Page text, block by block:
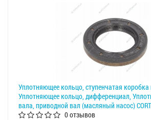
Уплотняющее кольцо, ступенчатая коробка
Уплотняющее кольцо, дифференциал,
вала, приводной вал (масляный насос)
0 отзывов